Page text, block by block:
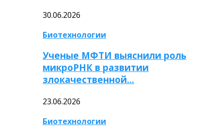
30.06.2026
Биотехнологии
Ученые МФТИ выяснили роль
микроРНК в развитии
злокачественной…
23.06.2026
Биотехнологии